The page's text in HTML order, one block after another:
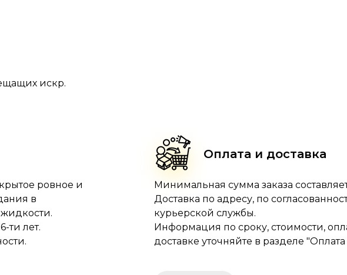
искр.
ровное и
в
ти лет.
Оплата и доставка
Минимальная сумма заказа
Доставка по адресу, по
курьерской службы.
Информация по сроку, стоимости,
доставке уточняйте в разделе